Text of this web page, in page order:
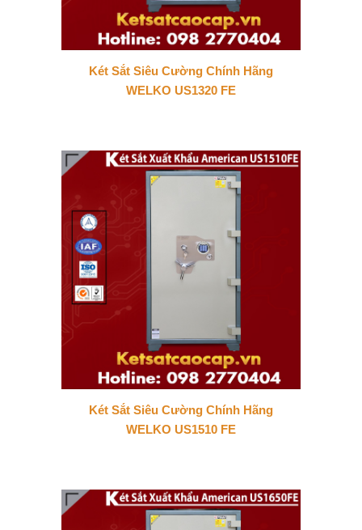
Két Sắt Siêu Cường Chính Hãng
WELKO US1320 FE
Két Sắt Siêu Cường Chính Hãng
WELKO US1510 FE